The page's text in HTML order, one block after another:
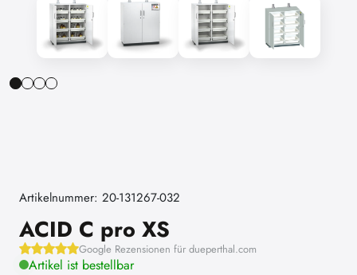
Artikelnummer: 20-131267-032
ACID C pro XS
Google Rezensionen für dueperthal.com
Artikel ist bestellbar